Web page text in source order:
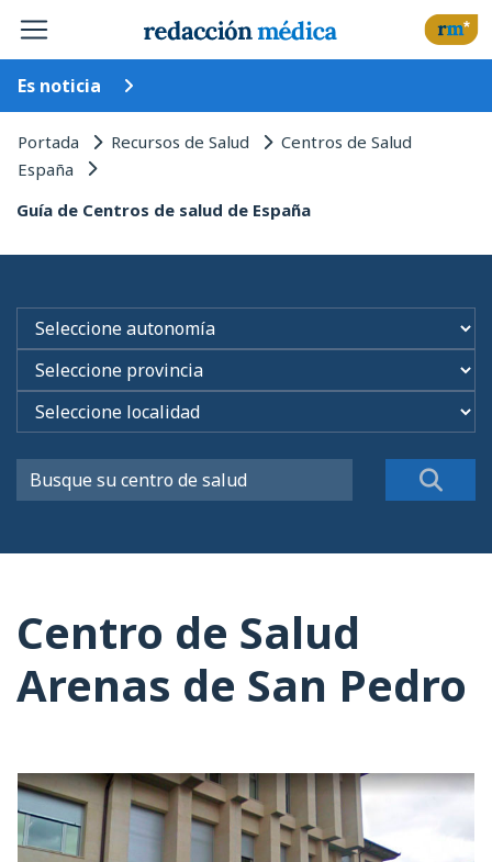
Es noticia
Portada Recursos de Salud Centros de Salud
España
Guía de Centros de salud de España
Centro de Salud
Arenas de San Pedro